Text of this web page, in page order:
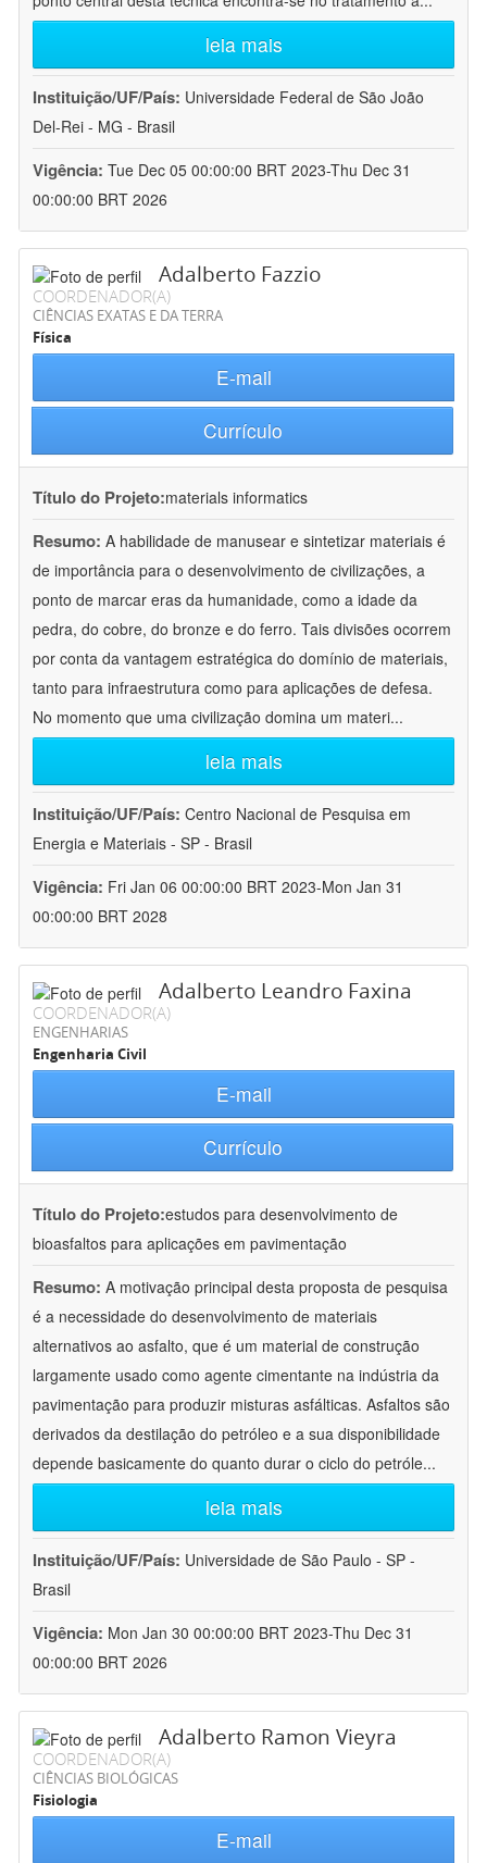
leia mais
Instituição/UF/País: Universidade Federal de São João
Del-Rei - MG - Brasil
Vigência: Tue Dec 05 00:00:00 BRT 2023-Thu Dec 31
00:00:00 BRT 2026
Adalberto Fazzio
COORDENADOR(A)
CIÊNCIAS EXATAS E DA TERRA
Física
E-mail
Currículo
Título do Projeto:materials informatics
Resumo: A habilidade de manusear e sintetizar materiais é
de importância para o desenvolvimento de civilizações, a
ponto de marcar eras da humanidade, como a idade da
pedra, do cobre, do bronze e do ferro. Tais divisões ocorrem
por conta da vantagem estratégica do domínio de materiais,
tanto para infraestrutura como para aplicações de defesa.
No momento que uma civilização domina um materi...
leia mais
Instituição/UF/País: Centro Nacional de Pesquisa em
Energia e Materiais - SP - Brasil
Vigência: Fri Jan 06 00:00:00 BRT 2023-Mon Jan 31
00:00:00 BRT 2028
Adalberto Leandro Faxina
COORDENADOR(A)
ENGENHARIAS
Engenharia Civil
E-mail
Currículo
Título do Projeto:estudos para desenvolvimento de
bioasfaltos para aplicações em pavimentação
Resumo: A motivação principal desta proposta de pesquisa
é a necessidade do desenvolvimento de materiais
alternativos ao asfalto, que é um material de construção
largamente usado como agente cimentante na indústria da
pavimentação para produzir misturas asfálticas. Asfaltos são
derivados da destilação do petróleo e a sua disponibilidade
depende basicamente do quanto durar o ciclo do petróle...
leia mais
Instituição/UF/País: Universidade de São Paulo - SP -
Brasil
Vigência: Mon Jan 30 00:00:00 BRT 2023-Thu Dec 31
00:00:00 BRT 2026
Adalberto Ramon Vieyra
COORDENADOR(A)
CIÊNCIAS BIOLÓGICAS
Fisiologia
E-mail